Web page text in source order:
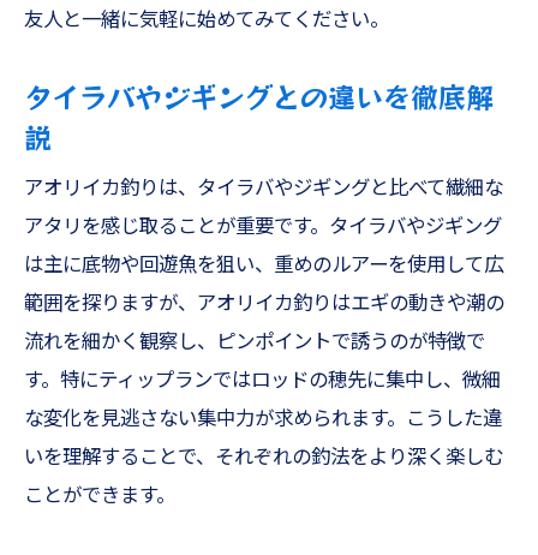
友人と一緒に気軽に始めてみてください。
タイラバやジギングとの違いを徹底解
説
アオリイカ釣りは、タイラバやジギングと比べて繊細な
アタリを感じ取ることが重要です。タイラバやジギング
は主に底物や回遊魚を狙い、重めのルアーを使用して広
範囲を探りますが、アオリイカ釣りはエギの動きや潮の
流れを細かく観察し、ピンポイントで誘うのが特徴で
す。特にティップランではロッドの穂先に集中し、微細
な変化を見逃さない集中力が求められます。こうした違
いを理解することで、それぞれの釣法をより深く楽しむ
ことができます。